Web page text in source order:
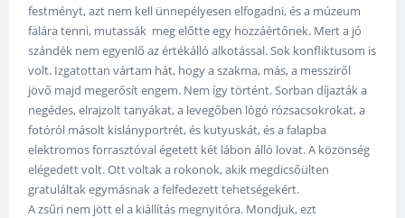
festményt, azt nem kell ünnepélyesen elfogadni, és a múzeum
falára tenni, mutassák meg előtte egy hozzáértőnek. Mert a jó
szándék nem egyenlő az értékálló alkotással. Sok konfliktusom is
volt. Izgatottan vártam hát, hogy a szakma, más, a messziről
jövő majd megerősít engem. Nem így történt. Sorban díjazták a
negédes, elrajzolt tanyákat, a levegőben lógó rózsacsokrokat, a
fotóról másolt kislányportrét, és kutyuskát, és a falapba
elektromos forrasztóval égetett két lábon álló lovat. A közönség
elégedett volt. Ott voltak a rokonok, akik megdicsőülten
gratuláltak egymásnak a felfedezett tehetségekért.
A zsűri nem jött el a kiállítás megnyitóra. Mondjuk, ezt